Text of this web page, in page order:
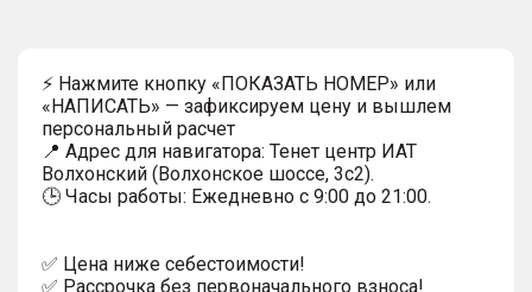
⚡ Нажмите кнопку «ПОКАЗАТЬ НОМЕР» или
«НАПИСАТЬ» — зафиксируем цену и вышлем
персональный расчет
📍 Адрес для навигатора: Тенет центр ИАТ
Волхонский (Волхонское шоссе, 3с2).
🕒 Часы работы: Ежедневно с 9:00 до 21:00.
✅ Цена ниже себестоимости!
✅ Рассрочка без первоначального взноса!